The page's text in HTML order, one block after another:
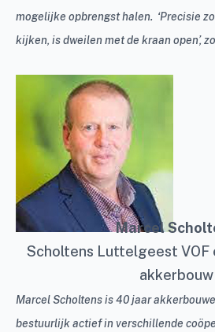
mogelijke opbrengst halen. ‘Precisie
kijken, is dweilen met de kraan open’,
Marcel
Scholtens Luttelgeest VOF
akkerbouw
Marcel Scholtens is 40 jaar
bestuurlijk actief in verschillende